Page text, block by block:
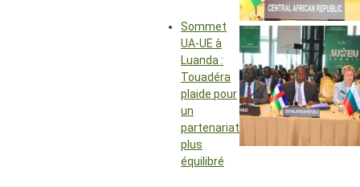
Sommet
UA-UE à
Luanda :
Touadéra
plaide pour
un
partenariat
plus
équilibré